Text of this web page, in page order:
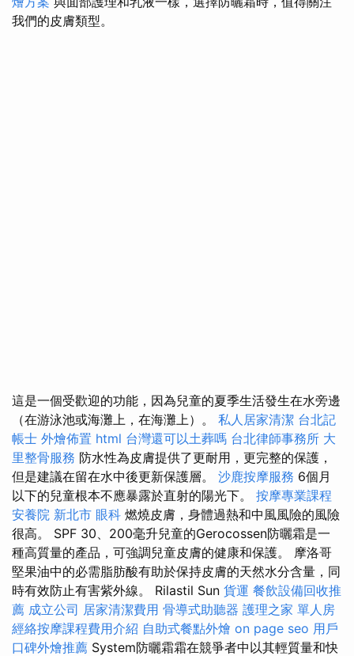
我們的皮膚類型。
這是一個受歡迎的功能，因為兒童的夏季生活發生在水旁邊
（在游泳池或海灘上，在海灘上）。 私人居家清潔 台北記
帳士 外燴佈置 html 台灣還可以土葬嗎 台北律師事務所 大
里整骨服務 防水性為皮膚提供了更耐用，更完整的保護，
但是建議在留在水中後更新保護層。 沙鹿按摩服務 6個月
以下的兒童根本不應暴露於直射的陽光下。 按摩專業課程
安養院 新北市 眼科 燃燒皮膚，身體過熱和中風風險的風險
很高。 SPF 30、200毫升兒童的Gerocossen防曬霜是一
種高質量的產品，可強調兒童皮膚的健康和保護。 摩洛哥
堅果油中的必需脂肪酸有助於保持皮膚的天然水分含量，同
時有效防止有害紫外線。 Rilastil Sun 貨運 餐飲設備回收推
薦 成立公司 居家清潔費用 骨導式助聽器 護理之家 單人房
經絡按摩課程費用介紹 自助式餐點外燴 on page seo 用戶
口碑外燴推薦 System防曬霜霜在競爭者中以其輕質量和快